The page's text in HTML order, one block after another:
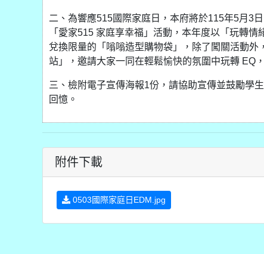
二、為響應515國際家庭日，本府將於115年5月3
「愛家515 家庭享幸福」活動，本年度以「玩轉
兌換限量的「嗡嗡造型購物袋」，除了闖關活動
站」，邀請大家一同在輕鬆愉快的氛圍中玩轉 EQ
三、檢附電子宣傳海報1份，請協助宣傳並鼓勵學
回憶。
附件下載
0503國際家庭日EDM.jpg